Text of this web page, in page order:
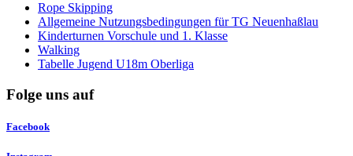
Rope Skipping
Allgemeine Nutzungsbedingungen für TG Neuenhaßlau
Kinderturnen Vorschule und 1. Klasse
Walking
Tabelle Jugend U18m Oberliga
Folge uns auf
Facebook